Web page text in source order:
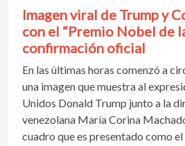
Imagen viral de Trump y
con el “Premio Nobel de
confirmación oficial
En las últimas horas comenzó a
una imagen que muestra al
Unidos Donald Trump junto a la
venezolana María Corina
cuadro que es presentado como